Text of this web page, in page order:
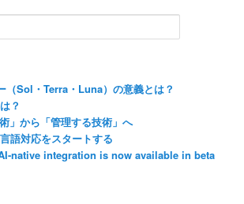
（Sol・Terra・Luna）の意義とは？
？
」から「管理する技術」へ
語対応をスタートする
native integration is now available in beta